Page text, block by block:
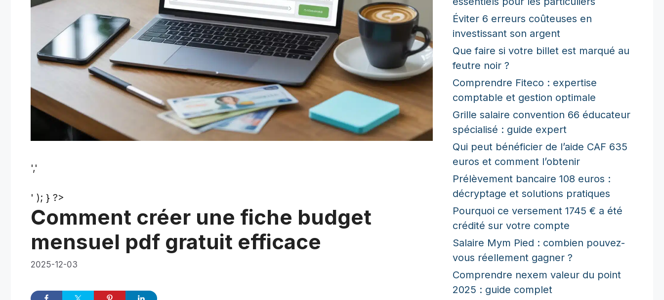
','
' ); } ?>
Comment créer une fiche budget
mensuel pdf gratuit efficace
2025-12-03
Éviter 6 erreurs coûteuses en
investissant son argent
Que faire si votre billet est marqué au
feutre noir ?
Comprendre Fiteco : expertise
comptable et gestion optimale
Grille salaire convention 66 éducateur
spécialisé : guide expert
Qui peut bénéficier de l’aide CAF 635
euros et comment l’obtenir
Prélèvement bancaire 108 euros :
décryptage et solutions pratiques
Pourquoi ce versement 1745 € a été
crédité sur votre compte
Salaire Mym Pied : combien pouvez-
vous réellement gagner ?
Comprendre nexem valeur du point
2025 : guide complet